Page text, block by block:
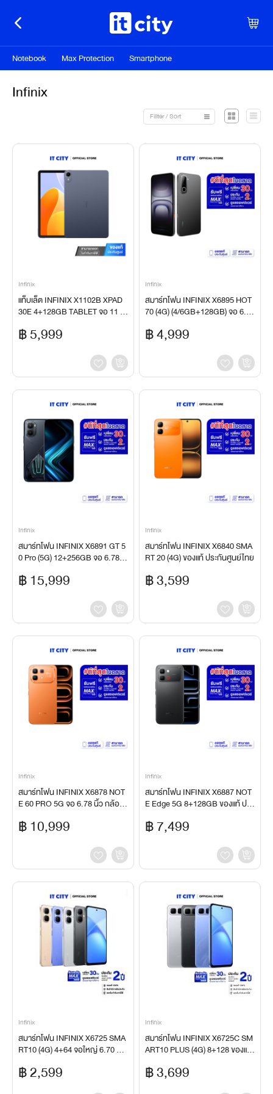
Notebook Max Protection Smartphone
Infinix
Fillter / Sort
Infinix
แท็บเล็ต INFINIX X1102B XPAD
30E 4+128GB TABLET จอ 11 นิ้
อรี่ 7200mAh
฿ 5,999
Infinix
สมาร์ทโฟน INFINIX X6895 HOT
70 (4G) (4/6GB+128GB) จอ 6.78
0mAh
฿ 4,999
Infinix
สมาร์ทโฟน INFINIX X6891 GT 5
0 Pro (5G) 12+256GB จอ 6.78 นิ้
mAh
฿ 15,999
Infinix
สมาร์ทโฟน INFINIX X6840 SMA
RT 20 (4G) ของแท้ ประกันศูนย์ไทย
฿ 3,599
Infinix
สมาร์ทโฟน INFINIX X6878 NOT
E 60 PRO 5G จอ 6.78 นิ้ว กล้องห
จไว 90W
฿ 10,999
Infinix
สมาร์ทโฟน INFINIX X6887 NOT
E Edge 5G 8+128GB ของแท้ ประ
฿ 7,499
Infinix
สมาร์ทโฟน INFINIX X6725 SMA
RT10 (4G) 4+64 จอใหญ่ 6.70 นิ้ว
หน้าและหลัง 8MP
฿ 2,599
Infinix
สมาร์ทโฟน INFINIX X6725C SM
ART10 PLUS (4G) 8+128 ของแท้
฿ 3,699